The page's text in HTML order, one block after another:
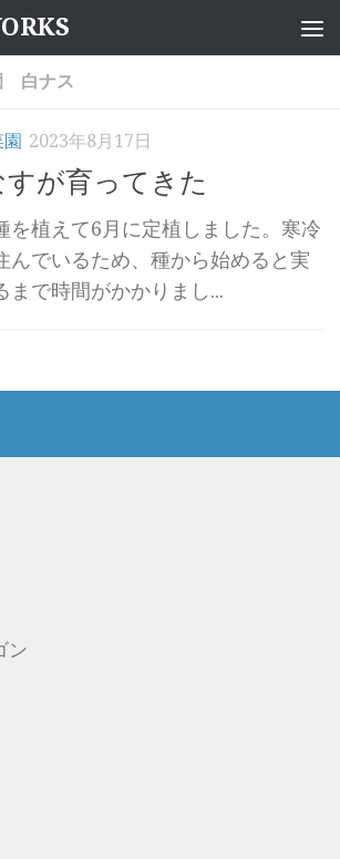
キップ
白ナス
園 2023年8月17日
すが育ってきた
を植えて6月に定植しました。寒冷
んでいるため、種から始めると実
まで時間がかかりまし...
ン